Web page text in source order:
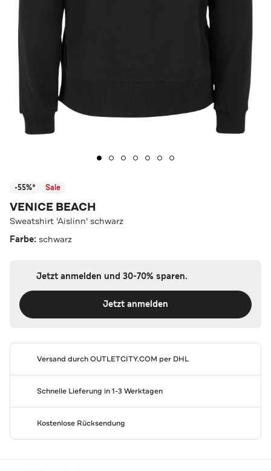
-55%* Sale
VENICE BEACH
Sweatshirt 'Aislinn' schwarz
Farbe: schwarz
Jetzt anmelden und 30-70% sparen.
Jetzt anmelden
Versand durchOUTLETCITY.COM per DHL
Schnelle Lieferung in 1-3 Werktagen
Kostenlose Rücksendung